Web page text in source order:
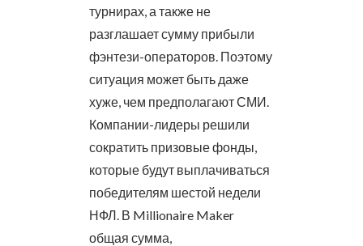
турнирах, а также не
разглашает сумму прибыли
фэнтези-операторов. Поэтому
ситуация может быть даже
хуже, чем предполагают СМИ.
Компании-лидеры решили
сократить призовые фонды,
которые будут выплачиваться
победителям шестой недели
НФЛ. В Millionaire Maker
общая сумма,